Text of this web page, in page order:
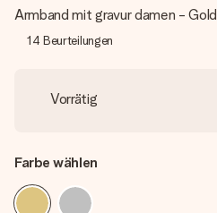
Armband mit gravur damen - Gold
14 Beurteilungen
Vorrätig
Farbe wählen